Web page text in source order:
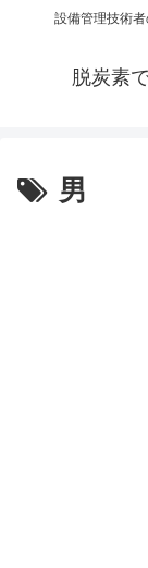
設備管理技術
脱炭素
男